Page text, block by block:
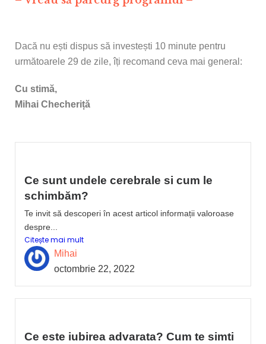
Dacă nu ești dispus să investești 10 minute pentru
următoarele 29 de zile, îți recomand ceva mai general:
Cu stimă,
Mihai Checheriță
Ce sunt undele cerebrale si cum le
schimbăm?
Te invit să descoperi în acest articol informații valoroase
despre...
Citește mai mult
Mihai
octombrie 22, 2022
Ce este iubirea advarata? Cum te simti